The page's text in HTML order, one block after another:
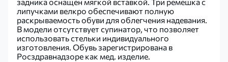
липучками велкро обеспечивают полную
раскрываемость обуви для облегчения надевания.
В модели отсутствует супинатор, что позволяет
использовать стельки индивидуального
изготовления. Обувь зарегистрирована в
Росздравнадзоре как мед. изделие.